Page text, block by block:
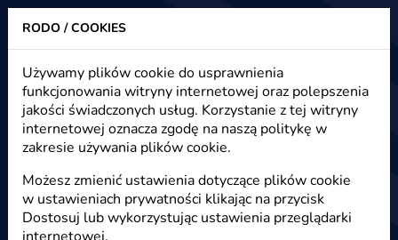
Heuristic - strony www, sklepy internetowe, e-marketing
Ochrona znaku towarowego w sieci
Blog E-biznes
Agnieszka
RODO / COOKIES
Używamy plików cookie do usprawnienia
funkcjonowania witryny internetowej oraz polepszenia
jakości świadczonych usług. Korzystanie z tej witryny
internetowej oznacza zgodę na naszą politykę w
zakresie używania plików cookie.
Możesz zmienić ustawienia dotyczące plików cookie
w ustawieniach prywatności klikając na przycisk
Dostosuj lub wykorzystując ustawienia przeglądarki